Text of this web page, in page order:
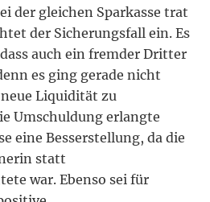
der gleichen Sparkasse trat
der Sicherungsfall ein. Es
auch ein fremder Dritter
es ging gerade nicht
Liquidität zu
Umschuldung erlangte
eine Besserstellung, da die
statt
war. Ebenso sei für